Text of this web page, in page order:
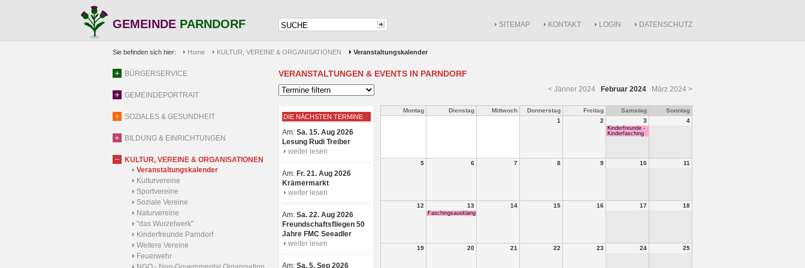
GEMEINDE PARNDORF SITEMAP KONTAKT LOGIN DATENSCHUTZ
Sie befinden sich hier: Home KULTUR, VEREINE & ORGANISATIONEN Veranstaltungskalender
BÜRGERSERVICE
GEMEINDEPORTRAIT
SOZIALES & GESUNDHEIT
BILDUNG & EINRICHTUNGEN
KULTUR, VEREINE & ORGANISATIONEN
Veranstaltungskalender
Kulturvereine
Sportvereine
Soziale Vereine
Naturvereine
"das Wurzelwerk"
Kinderfreunde Parndorf
Weitere Vereine
Feuerwehr
VERANSTALTUNGEN & EVENTS IN PARNDORF
< Jänner 2024 Februar 2024 März 2024 >
DIE NÄCHSTEN TERMINE
Am: Sa. 15. Aug 2026
Lesung Rudi Treiber
weiter lesen
Am: Fr. 21. Aug 2026
Krämermarkt
weiter lesen
Am: Sa. 22. Aug 2026
Freundschaftsfliegen 50
Jahre FMC Seeadler
weiter lesen
Am: Sa. 5. Sep 2026
Montag Dienstag Mittwoch Donnerstag Freitag Samstag
Sonntag
1
2 3
Kinderfreunde -
Kinderfasching
4
5 6 7 8 9 10 11
12 13
Faschingsausklang
14 15 16 17 18
19 20 21 22 23 24 25